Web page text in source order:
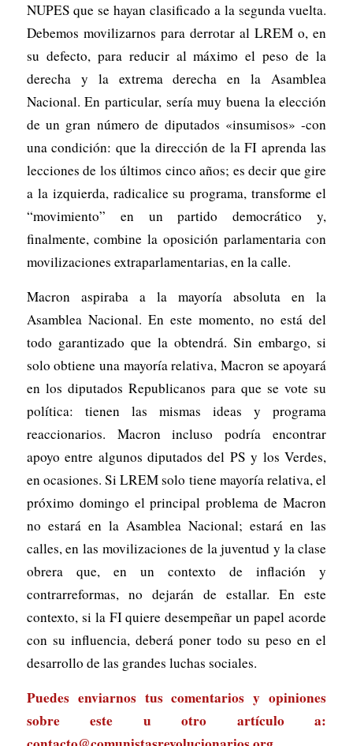
NUPES que se hayan clasificado a la segunda vuelta.
Debemos movilizarnos para derrotar al LREM o, en
su defecto, para reducir al máximo el peso de la
derecha y la extrema derecha en la Asamblea
Nacional. En particular, sería muy buena la elección
de un gran número de diputados «insumisos» -con
una condición: que la dirección de la FI aprenda las
lecciones de los últimos cinco años; es decir que gire
a la izquierda, radicalice su programa, transforme el
“movimiento” en un partido democrático y,
finalmente, combine la oposición parlamentaria con
movilizaciones extraparlamentarias, en la calle.
Macron aspiraba a la mayoría absoluta en la
Asamblea Nacional. En este momento, no está del
todo garantizado que la obtendrá. Sin embargo, si
solo obtiene una mayoría relativa, Macron se apoyará
en los diputados Republicanos para que se vote su
política: tienen las mismas ideas y programa
reaccionarios. Macron incluso podría encontrar
apoyo entre algunos diputados del PS y los Verdes,
en ocasiones. Si LREM solo tiene mayoría relativa, el
próximo domingo el principal problema de Macron
no estará en la Asamblea Nacional; estará en las
calles, en las movilizaciones de la juventud y la clase
obrera que, en un contexto de inflación y
contrarreformas, no dejarán de estallar. En este
contexto, si la FI quiere desempeñar un papel acorde
con su influencia, deberá poner todo su peso en el
desarrollo de las grandes luchas sociales.
Puedes enviarnos tus comentarios y opiniones
sobre este u otro artículo a: